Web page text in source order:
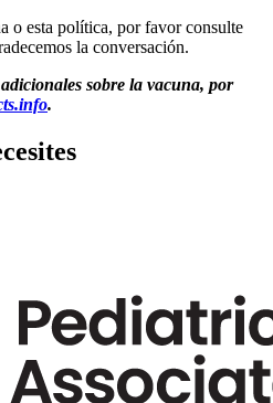
o esta política, por favor consulte
la conversación.
sobre la vacuna, por
.